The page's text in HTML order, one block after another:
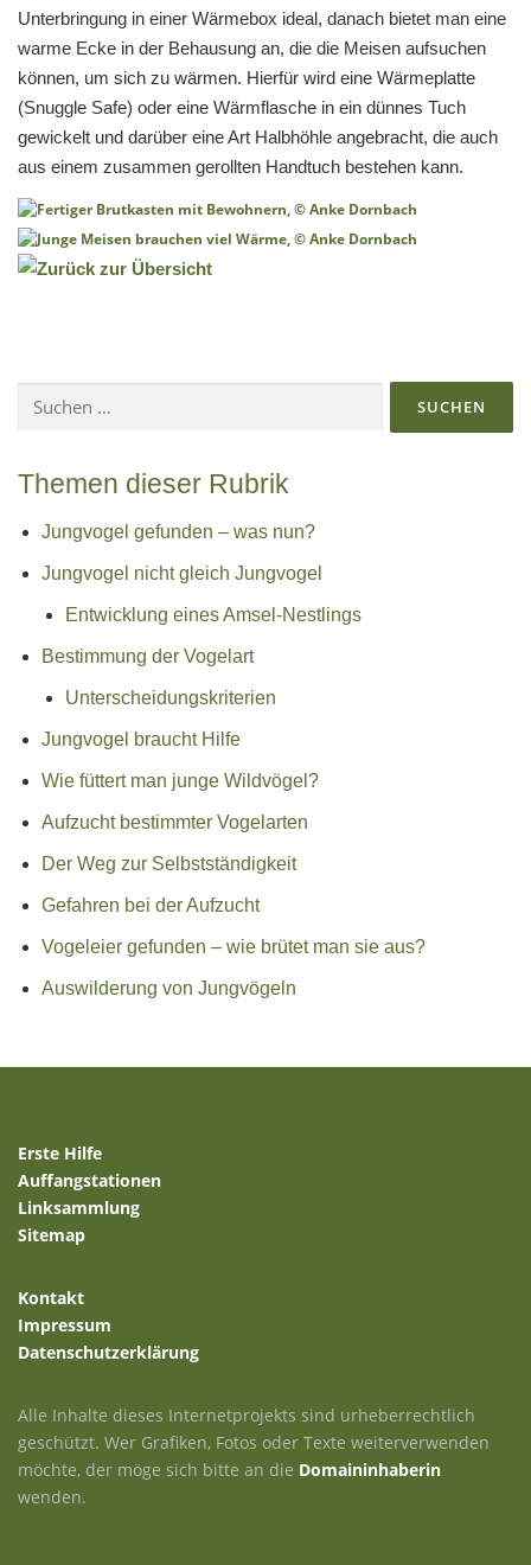
Unterbringung in einer Wärmebox ideal, danach bietet man eine
warme Ecke in der Behausung an, die die Meisen aufsuchen
können, um sich zu wärmen. Hierfür wird eine Wärmeplatte
(Snuggle Safe) oder eine Wärmflasche in ein dünnes Tuch
gewickelt und darüber eine Art Halbhöhle angebracht, die auch
aus einem zusammen gerollten Handtuch bestehen kann.
nach:
Themen dieser Rubrik
Jungvogel gefunden – was nun?
Jungvogel nicht gleich Jungvogel
Entwicklung eines Amsel-Nestlings
Bestimmung der Vogelart
Unterscheidungskriterien
Jungvogel braucht Hilfe
Wie füttert man junge Wildvögel?
Aufzucht bestimmter Vogelarten
Der Weg zur Selbstständigkeit
Gefahren bei der Aufzucht
Vogeleier gefunden – wie brütet man sie aus?
Auswilderung von Jungvögeln
Erste Hilfe
Auffangstationen
Linksammlung
Sitemap
Kontakt
Impressum
Datenschutzerklärung
Alle Inhalte dieses Internetprojekts sind urheberrechtlich
geschützt. Wer Grafiken, Fotos oder Texte weiterverwenden
möchte, der möge sich bitte an die Domaininhaberin
wenden.